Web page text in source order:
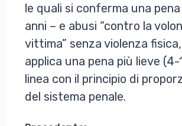
le quali si conferma una pena
anni – e abusi “contro la
vittima” senza violenza
applica una pena più lieve (4-
linea con il principio di
del sistema penale.